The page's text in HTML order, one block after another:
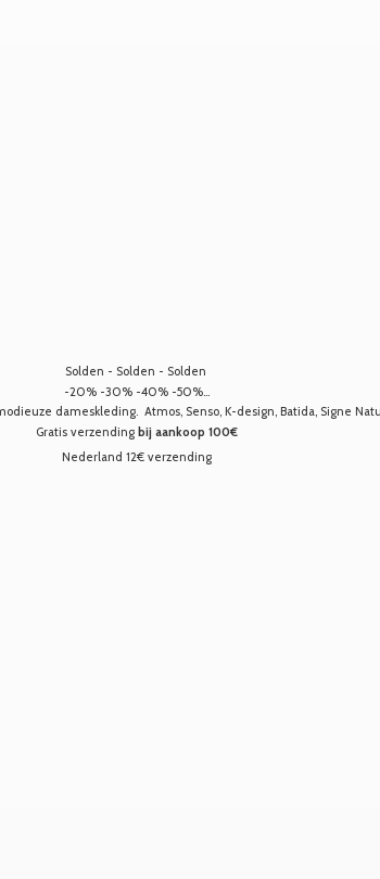
Solden - Solden - Solden
-20% -30% -40% -50%...
dameskleding. Atmos, Senso, K-design, Batida, Signe
Gratis verzending bij aankoop 100€
Nederland 12€ verzending